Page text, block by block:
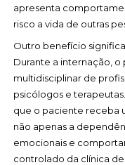
apresenta
risco a vida de outras
Outro benefício
Durante a internação,
multidisciplinar de
psicólogos e
que o paciente receba
não apenas a
emocionais e
controlado da clínica